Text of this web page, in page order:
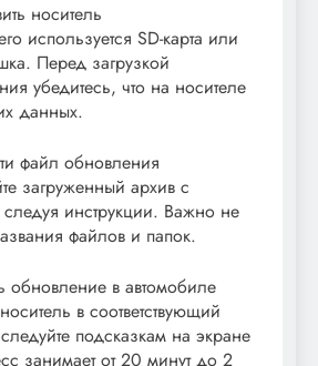
носитель
используется SD-карта или
Перед загрузкой
убедитесь, что на носителе
данных.
файл обновления
загруженный архив с
следуя инструкции. Важно не
файлов и папок.
обновление в автомобиле
носитель в соответствующий
подсказкам на экране
занимает от 20 минут до 2